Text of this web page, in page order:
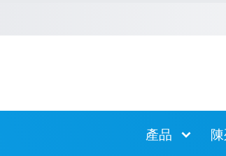
產品